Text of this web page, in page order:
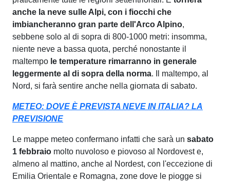
anche la neve sulle Alpi, con i fiocchi che
imbiancheranno gran parte dell'Arco Alpino,
sebbene solo al di sopra di 800-1000 metri: insomma,
niente neve a bassa quota, perché nonostante il
maltempo le temperature rimarranno in generale
leggermente al di sopra della norma. Il maltempo, al
Nord, si farà sentire anche nella giornata di sabato.
METEO: DOVE È PREVISTA NEVE IN ITALIA? LA
PREVISIONE
Le mappe meteo confermano infatti che sarà un sabato
1 febbraio molto nuvoloso e piovoso al Nordovest e,
almeno al mattino, anche al Nordest, con l'eccezione di
Emilia Orientale e Romagna, zone dove le piogge si